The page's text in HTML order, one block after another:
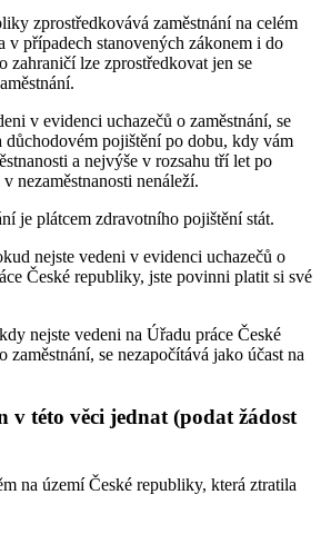
zprostředkovává zaměstnání na celém
v případech stanovených zákonem i do
zahraničí lze zprostředkovat jen se
v evidenci uchazečů o zaměstnání, se
důchodovém pojištění po dobu, kdy vám
a nejvýše v rozsahu tří let po
nezaměstnanosti nenáleží.
je plátcem zdravotního pojištění stát.
nejste vedeni v evidenci uchazečů o
České republiky, jste povinni platit si své
nejste vedeni na Úřadu práce České
se nezapočítává jako účast na
v této věci jednat (podat žádost
na území České republiky, která ztratila